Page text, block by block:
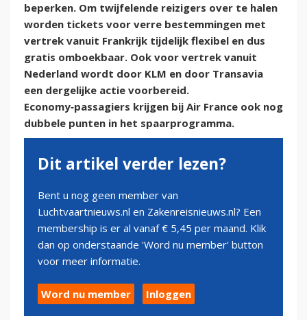
beperken. Om twijfelende reizigers over te halen
worden tickets voor verre bestemmingen met
vertrek vanuit Frankrijk tijdelijk flexibel en dus
gratis omboekbaar. Ook voor vertrek vanuit
Nederland wordt door KLM en door Transavia
een dergelijke actie voorbereid.
Economy‑passagiers krijgen bij Air France ook nog
dubbele punten in het spaarprogramma.
Dit artikel verder lezen?
Bent u nog geen member van
Luchtvaartnieuws.nl en Zakenreisnieuws.nl? Een
membership is er al vanaf € 5,45 per maand. Klik
dan op onderstaande 'Word nu member' button
voor meer informatie.
Word nu member Inloggen